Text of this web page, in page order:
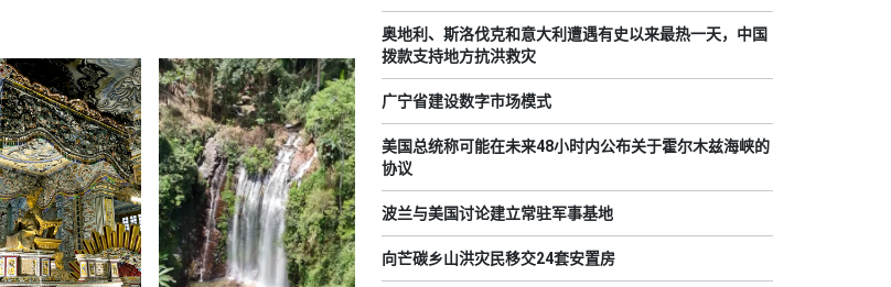
奥地利、斯洛伐克和意大利遭遇有史以来最热一天，中国
拨款支持地方抗洪救灾
广宁省建设数字市场模式
美国总统称可能在未来48小时内公布关于霍尔木兹海峡的
协议
波兰与美国讨论建立常驻军事基地
向芒碳乡山洪灾民移交24套安置房